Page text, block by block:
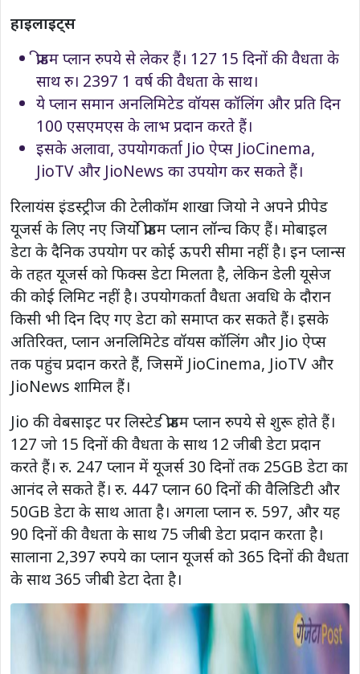
हाइलाइट्स
फ्रीडम प्लान रुपये से लेकर हैं। 127 15 दिनों की वैधता के
साथ रु। 2397 1 वर्ष की वैधता के साथ।
ये प्लान समान अनलिमिटेड वॉयस कॉलिंग और प्रति दिन
100 एसएमएस के लाभ प्रदान करते हैं।
इसके अलावा, उपयोगकर्ता Jio ऐप्स JioCinema,
JioTV और JioNews का उपयोग कर सकते हैं।
रिलायंस इंडस्ट्रीज की टेलीकॉम शाखा जियो ने अपने प्रीपेड
यूजर्स के लिए नए जियो फ्रीडम प्लान लॉन्च किए हैं। मोबाइल
डेटा के दैनिक उपयोग पर कोई ऊपरी सीमा नहीं है। इन प्लान्स
के तहत यूजर्स को फिक्स डेटा मिलता है, लेकिन डेली यूसेज
की कोई लिमिट नहीं है। उपयोगकर्ता वैधता अवधि के दौरान
किसी भी दिन दिए गए डेटा को समाप्त कर सकते हैं। इसके
अतिरिक्त, प्लान अनलिमिटेड वॉयस कॉलिंग और Jio ऐप्स
तक पहुंच प्रदान करते हैं, जिसमें JioCinema, JioTV और
JioNews शामिल हैं।
Jio की वेबसाइट पर लिस्टेड फ्रीडम प्लान रुपये से शुरू होते हैं।
127 जो 15 दिनों की वैधता के साथ 12 जीबी डेटा प्रदान
करते हैं। रु. 247 प्लान में यूजर्स 30 दिनों तक 25GB डेटा का
आनंद ले सकते हैं। रु. 447 प्लान 60 दिनों की वैलिडिटी और
50GB डेटा के साथ आता है। अगला प्लान रु. 597, और यह
90 दिनों की वैधता के साथ 75 जीबी डेटा प्रदान करता है।
सालाना 2,397 रुपये का प्लान यूजर्स को 365 दिनों की वैधता
के साथ 365 जीबी डेटा देता है।